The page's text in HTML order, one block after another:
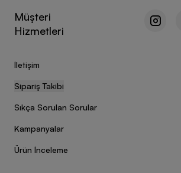
Müşteri
Hizmetleri
İletişim
Sipariş Takibi
Sıkça Sorulan Sorular
Kampanyalar
Ürün İnceleme